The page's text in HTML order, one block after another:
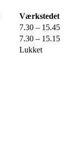
Værkstedet
7.30 – 15.45
7.30 – 15.15
Lukket